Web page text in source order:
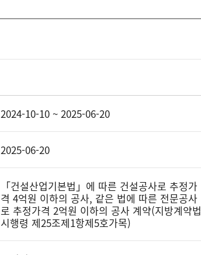
2024-10-10 ~ 2025-06-20
2025-06-20
「건설산업기본법」에 따른 건설공사로 추정가
격 4억원 이하의 공사, 같은 법에 따른 전문공사
로 추정가격 2억원 이하의 공사 계약(지방계약법
시행령 제25조제1항제5호가목)